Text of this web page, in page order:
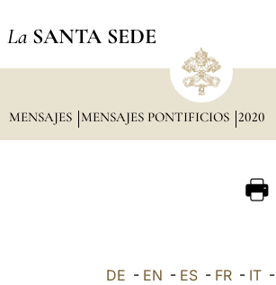
La SANTA SEDE
MENSAJES MENSAJES PONTIFICIOS 2020
DE - EN - ES - FR - IT -